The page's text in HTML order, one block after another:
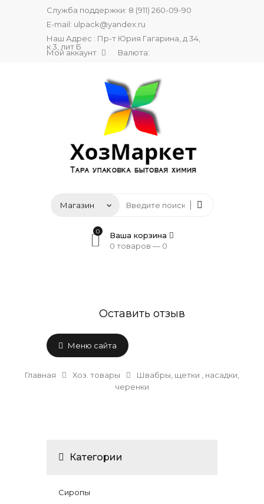
Служба поддержки: 8 (911) 260-09-90
E-mail: ulpack@yandex.ru
Наш Адрес : Пр-т Юрия Гагарина, д 34,
к 3, лит Б
Мой аккаунт Валюта:
0
Ваша корзина
0 товаров — 0
Оставить отзыв
Меню сайта
Главная Хоз. товары
Швабры, щетки , насадки,
черенки
Категории
Сиропы